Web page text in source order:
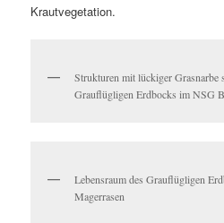
Krautvegetation.
Strukturen mit lückiger Grasnarbe
Grauflügligen Erdbocks im NSG
Lebensraum des Grauflügligen
Magerrasen